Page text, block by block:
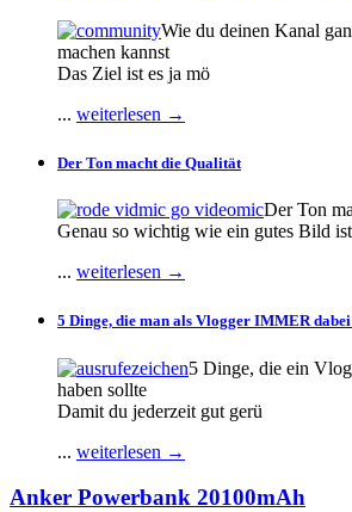
Wie du deinen Kanal
machen kannst
Das Ziel ist es ja mö
... weiterlesen →
Der Ton macht die Qualität
Der Ton
Genau so wichtig wie ein gutes Bild
... weiterlesen →
5 Dinge, die man als Vlogger IMMER
5 Dinge, die ein
haben sollte
Damit du jederzeit gut gerü
... weiterlesen →
Anker Powerbank 20100mAh